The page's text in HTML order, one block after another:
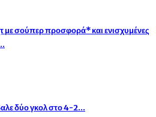
σούπερ προσφορά* και ενισχυμένες
δύο γκολ στο 4-2…